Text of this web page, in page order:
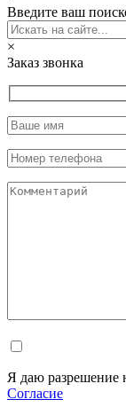
Введите ваш
×
Заказ звонка
Я даю разрешение
Согласие